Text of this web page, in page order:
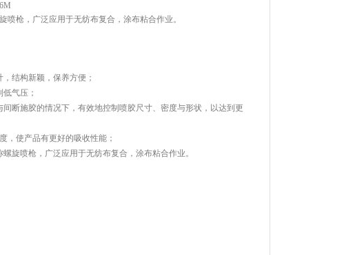
喷枪，广泛应用于无纺布复合，涂布粘合作业。
结构新颖，保养方便；
气压；
间断施胶的情况下，有效地控制喷胶尺寸、密度与形状，以达到更
，使产品有更好的吸收性能；
旋喷枪，广泛应用于无纺布复合，涂布粘合作业。